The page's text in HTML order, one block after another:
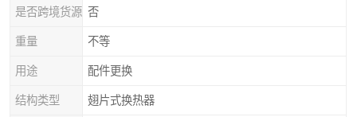
是否跨境货源 否
重量 不等
用途 配件更换
结构类型 翅片式换热器